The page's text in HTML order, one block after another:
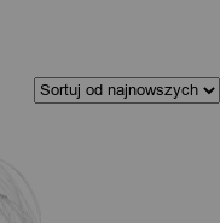
Kolejność